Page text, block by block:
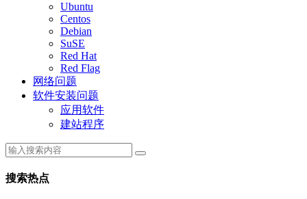
Ubuntu
Centos
Debian
SuSE
Red Hat
Red Flag
网络问题
软件安装问题
应用软件
建站程序
搜索热点